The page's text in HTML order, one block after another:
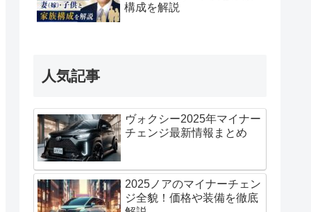
構成を解説
人気記事
ヴォクシー2025年マイナー
チェンジ最新情報まとめ
2025ノアのマイナーチェン
ジ全貌！価格や装備を徹底